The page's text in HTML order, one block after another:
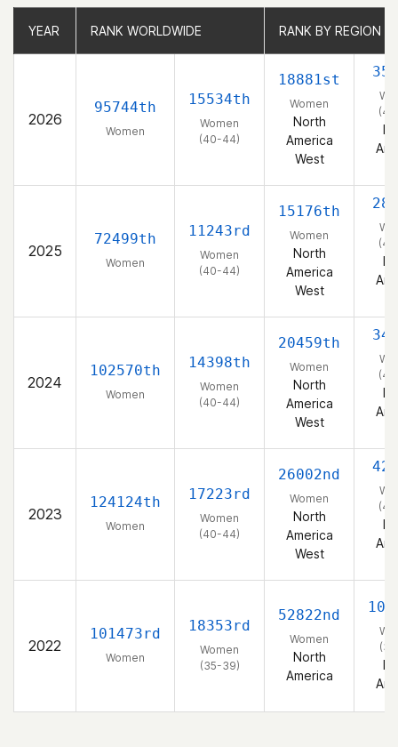
YEAR RANK WORLDWIDE RANK BY REGION
2026
95744th
Women
15534th
Women
(40-44)
18881st
Women
North
America
West
2025
72499th
Women
11243rd
Women
(40-44)
15176th
Women
North
America
West
2024
102570th
Women
14398th
Women
(40-44)
20459th
Women
North
America
West
2023
124124th
Women
17223rd
Women
(40-44)
26002nd
Women
North
America
West
2022
101473rd
Women
18353rd
Women
(35-39)
52822nd
Women
North
America
YEAR RANK WORLDWIDE RANK BY REGION